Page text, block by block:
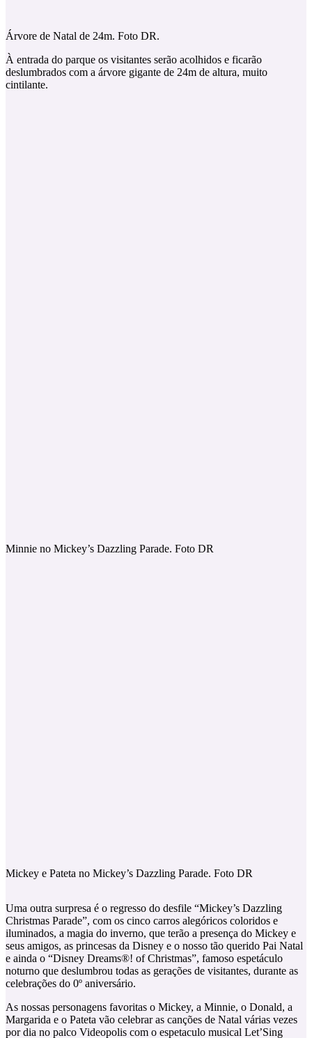
Árvore de Natal de 24m. Foto DR.
À entrada do parque os visitantes serão acolhidos e ficarão
deslumbrados com a árvore gigante de 24m de altura, muito
cintilante.
Minnie no Mickey’s Dazzling Parade. Foto DR
Mickey e Pateta no Mickey’s Dazzling Parade. Foto DR
Uma outra surpresa é o regresso do desfile “Mickey’s Dazzling
Christmas Parade”, com os cinco carros alegóricos coloridos e
iluminados, a magia do inverno, que terão a presença do Mickey e
seus amigos, as princesas da Disney e o nosso tão querido Pai Natal
e ainda o “Disney Dreams®! of Christmas”, famoso espetáculo
noturno que deslumbrou todas as gerações de visitantes, durante as
celebrações do 0º aniversário.
As nossas personagens favoritas o Mickey, a Minnie, o Donald, a
Margarida e o Pateta vão celebrar as canções de Natal várias vezes
por dia no palco Videopolis com o espetaculo musical Let’Sing